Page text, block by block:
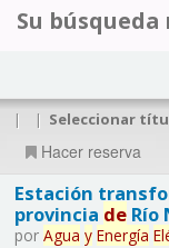
Su
| | Seleccionar
Hacer reserva
Estación
provincia deRío
por Agua y Energía